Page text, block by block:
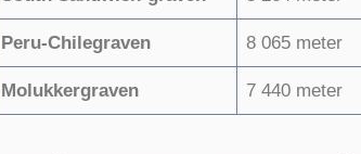
Peru-Chilegraven 8 065 meter
Molukkergraven 7 440 meter